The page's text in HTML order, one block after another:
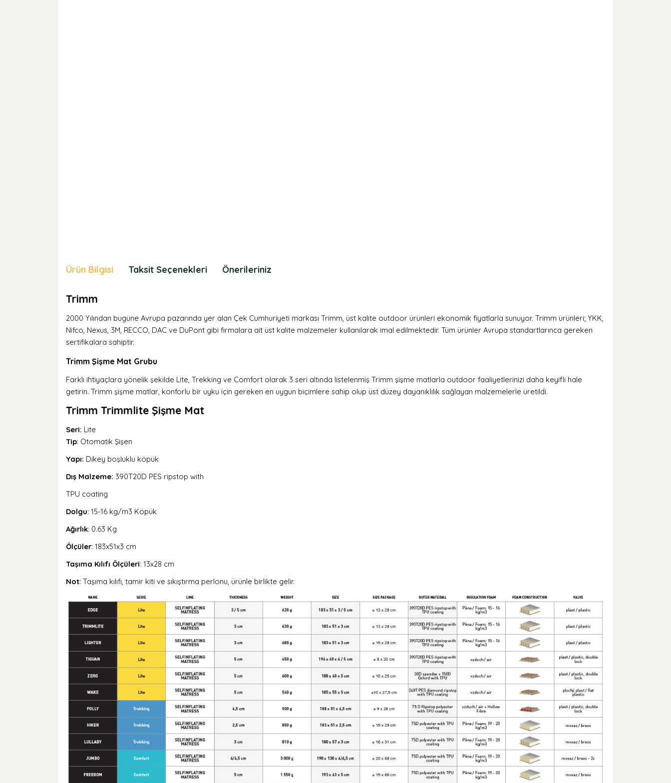
Ürün Bilgisi Taksit Seçenekleri Önerileriniz
Trimm
2000 Yılından bugüne Avrupa pazarında yer alan Çek Cumhuriyeti markası Trimm, üst kalite outdoor ürünleri ekonomik fiyatlarla sunuyor. Trimm ürünleri; YKK,
Nifco, Nexus, 3M, RECCO, DAC ve DuPont gibi firmalara ait üst kalite malzemeler kullanılarak imal edilmektedir. Tüm ürünler Avrupa standartlarınca gereken
sertifikalara sahiptir.
Trimm Şişme Mat Grubu
Farklı ihtiyaçlara yönelik şekilde Lite, Trekking ve Comfort olarak 3 seri altında listelenmiş Trimm şişme matlarla outdoor faaliyetlerinizi daha keyifli hale
getirin. Trimm şişme matlar, konforlu bir uyku için gereken en uygun biçimlere sahip olup üst düzey dayanıklılık sağlayan malzemelerle üretildi.
Trimm Trimmlite Şişme Mat
Seri: Lite
Tip: Otomatik Şişen
Yapı: Dikey boşluklu köpük
Dış Malzeme: 390T20D PES ripstop with
TPU coating
Dolgu: 15-16 kg/m3 Köpük
Ağırlık: 0.63 Kg
Ölçüler: 183x51x3 cm
Taşıma Kılıfı Ölçüleri: 13x28 cm
Not: Taşıma kılıfı, tamir kiti ve sıkıştırma perlonu, ürünle birlikte gelir.